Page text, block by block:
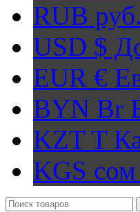
RUB руб.
USD $
EUR €
BYN Br
KZT T
KGS сом